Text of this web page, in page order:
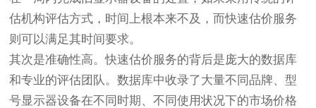
估机构评估方式，时间上根本来不及，而快速估价服务
则可以满足其时间要求。
其次是准确性高。快速估价服务的背后是庞大的数据库
和专业的评估团队。数据库中收录了大量不同品牌、型
号显示器设备在不同时期、不同使用状况下的市场价格